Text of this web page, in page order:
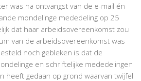
was na ontvangst van de e-mail én
mondelinge mededeling op 25
dat haar arbeidsovereenkomst zou
van de arbeidsovereenkomst was
noch gebleken is dat de
en schriftelijke mededelingen
heeft gedaan op grond waarvan twijfel